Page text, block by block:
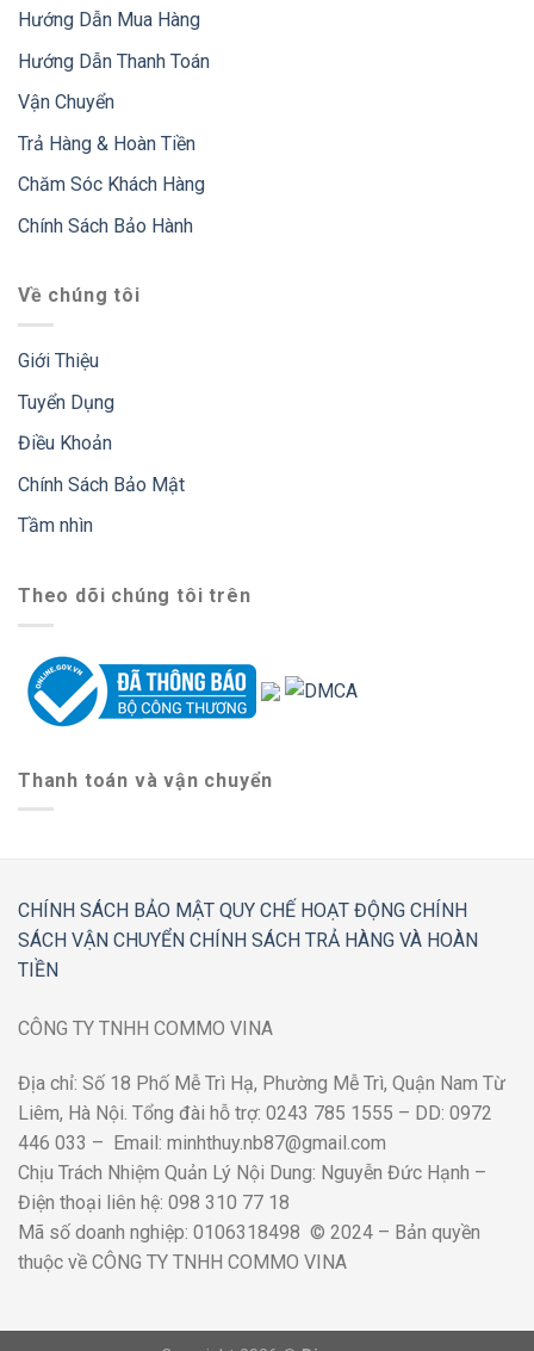
Hướng Dẫn Mua Hàng
Hướng Dẫn Thanh Toán
Vận Chuyển
Trả Hàng & Hoàn Tiền
Chăm Sóc Khách Hàng
Chính Sách Bảo Hành
Về chúng tôi
Giới Thiệu
Tuyển Dụng
Điều Khoản
Chính Sách Bảo Mật
Tầm nhìn
Theo dõi chúng tôi trên
Thanh toán và vận chuyển
CHÍNH SÁCH BẢO MẬT QUY CHẾ HOẠT ĐỘNG CHÍNH
SÁCH VẬN CHUYỂN CHÍNH SÁCH TRẢ HÀNG VÀ HOÀN
TIỀN
CÔNG TY TNHH COMMO VINA
Địa chỉ: Số 18 Phố Mễ Trì Hạ, Phường Mễ Trì, Quận Nam Từ
Liêm, Hà Nội. Tổng đài hỗ trợ: 0243 785 1555 – DD: 0972
446 033 – Email: minhthuy.nb87@gmail.com
Chịu Trách Nhiệm Quản Lý Nội Dung: Nguyễn Đức Hạnh –
Điện thoại liên hệ: 098 310 77 18
Mã số doanh nghiệp: 0106318498 © 2024 – Bản quyền
thuộc về CÔNG TY TNHH COMMO VINA